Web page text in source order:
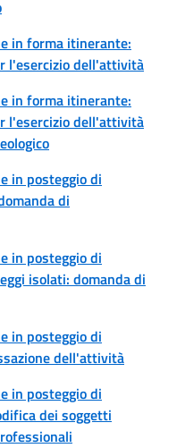
in forma itinerante:
l'esercizio dell'attività
in forma itinerante:
l'esercizio dell'attività
in posteggio di
di
in posteggio di
isolati: domanda di
in posteggio di
dell'attività
in posteggio di
dei soggetti